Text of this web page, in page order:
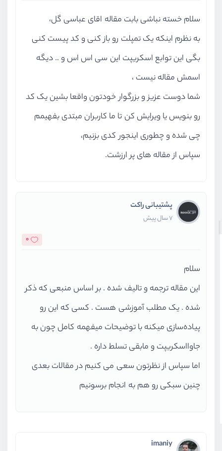
سلام خسته نباشی بابت مقاله اقای عباسی گل،
به نظرم اینکه یک تمپلت رو باز کنی و کد پیست کنی
بگی این توابع اسکریپت این سی اس اس و .. دیگه
اسمش مقاله نیست ،
شما دوست عزیز و بزرگوار خودتون واقعا بشین یک کد
رو بنویس یا ویرایش کن تا ما کاربران مبتدی بفهیمم
چی شده و چطوری اینجور کدی بزنیم،
سپاس از مقاله های پر ارزشت.
پشتیبانی راکت
7 سال پیش
0
سلام
این مقاله ترجمه و تالیف شده . بر اساس منبعی که ذکر
شده . یک مطلب آموزشی هست . کسی که این رو
پیاده‌سازی میکنه با توضیحات میفهمه کامل چون به
جاوااسکریپت و مابقی تسلط داره .
اما سپاس از نظرتون سعی می کنیم در مقالات بعدی
چنین سبکی رو هم به انجام برسونیم
imaniy